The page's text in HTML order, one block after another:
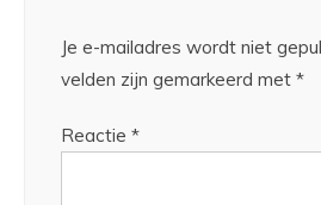
Je e-mailadres wordt niet
velden zijn gemarkeerd met *
Reactie *